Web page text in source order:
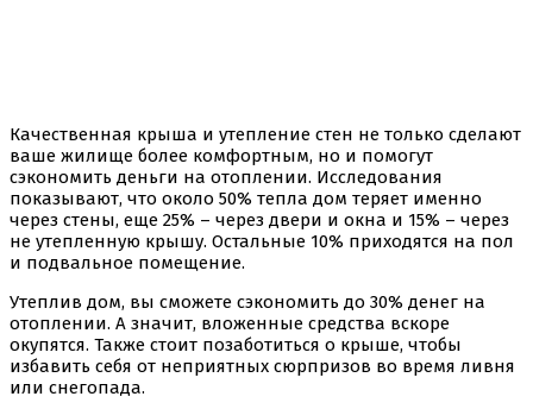
Качественная крыша и утепление стен не только сделают
ваше жилище более комфортным, но и помогут
сэкономить деньги на отоплении. Исследования
показывают, что около 50% тепла дом теряет именно
через стены, еще 25% – через двери и окна и 15% – через
не утепленную крышу. Остальные 10% приходятся на пол
и подвальное помещение.
Утеплив дом, вы сможете сэкономить до 30% денег на
отоплении. А значит, вложенные средства вскоре
окупятся. Также стоит позаботиться о крыше, чтобы
избавить себя от неприятных сюрпризов во время ливня
или снегопада.